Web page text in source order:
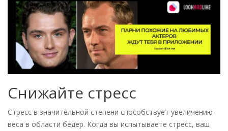
Снижайте стресс
Стресс в значительной степени способствует увеличению
веса в области бедер. Когда вы испытываете стресс, ваш